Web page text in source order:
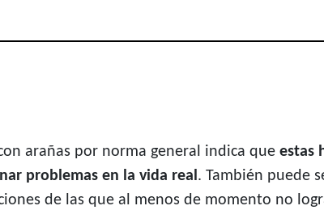
arañas por norma general indica que estas
problemas en la vida real. También puede
de las que al menos de momento no